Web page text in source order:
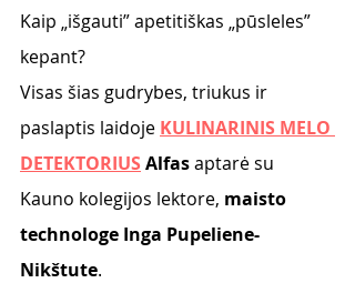
Kaip „išgauti” apetitiškas „pūsleles”
kepant?
Visas šias gudrybes, triukus ir
paslaptis laidoje KULINARINIS MELO
DETEKTORIUS Alfas aptarė su
Kauno kolegijos lektore, maisto
technologe Inga Pupeliene-
Nikštute.